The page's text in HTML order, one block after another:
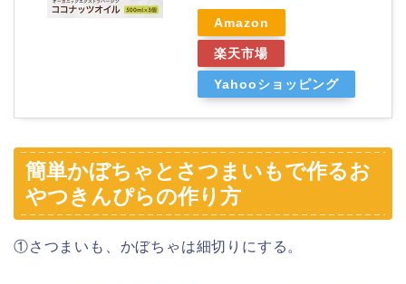
Amazon
楽天市場
Yahooショッピング
簡単かぼちゃとさつまいもで作るお
やつきんぴらの作り方
①さつまいも、かぼちゃは細切りにする。